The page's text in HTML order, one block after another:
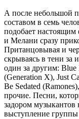
А после небольшой
составом в семь
подобает
и Мелани сразу
Пританцовывая и
скрываясь в тени за
один за другим:
(Generation X), Just
Be Sedated
прочие. Песни,
задором
выступление группы